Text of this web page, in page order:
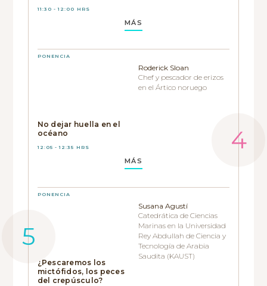
11:30 - 12:00 HRS
MÁS
PONENCIA
No dejar huella en el
océano
12:05 - 12:35 HRS
Roderick Sloan
Chef y pescador de erizos
en el Ártico noruego
MÁS
PONENCIA
¿Pescaremos los
mictófidos, los peces
del crepúsculo?
Susana Agustí
Catedrática de Ciencias
Marinas en la Universidad
Rey Abdullah de Ciencia y
Tecnología de Arabia
Saudita (KAUST)